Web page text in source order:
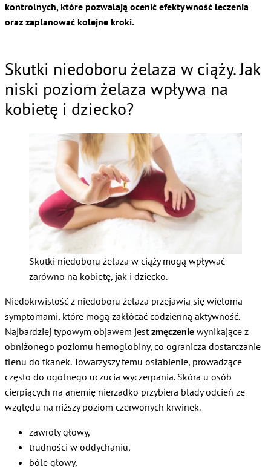
kontrolnych, które pozwalają ocenić efektywność leczenia
oraz zaplanować kolejne kroki.
Skutki niedoboru żelaza w ciąży. Jak
niski poziom żelaza wpływa na
kobietę i dziecko?
Skutki niedoboru żelaza w ciąży mogą wpływać
zarówno na kobietę, jak i dziecko.
Niedokrwistość z niedoboru żelaza przejawia się wieloma
symptomami, które mogą zakłócać codzienną aktywność.
Najbardziej typowym objawem jestzmęczenie wynikające z
obniżonego poziomu hemoglobiny, co ogranicza dostarczanie
tlenu do tkanek. Towarzyszy temu osłabienie, prowadzące
często do ogólnego uczucia wyczerpania. Skóra u osób
cierpiących na anemię nierzadko przybiera blady odcień ze
względu na niższy poziom czerwonych krwinek.
zawroty głowy,
trudności w oddychaniu,
bóle głowy,